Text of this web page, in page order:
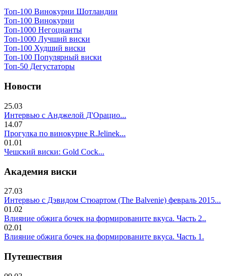
Топ-100 Винокурни Шотландии
Топ-100 Винокурни
Топ-1000 Негоцианты
Топ-1000 Лучший виски
Топ-100 Худший виски
Топ-100 Популярный виски
Топ-50 Дегустаторы
Новости
25.03
Интервью с Анджелой Д'Орацио...
14.07
Прогулка по винокурне R.Jelinek...
01.01
Чешский виски: Gold Cock...
Академия виски
27.03
Интервью с Дэвидом Стюартом (The Balvenie) февраль 2015...
01.02
Влияние обжига бочек на формированите вкуса. Часть 2..
02.01
Влияние обжига бочек на формированите вкуса. Часть 1.
Путешествия